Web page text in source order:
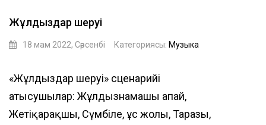
Жұлдыздар шеруі
18 мам 2022, Сәрсенбі Категориясы: Музыка
«Жұлдыздар шеруі» сценарийі
Қатысушылар: Жұлдызнамашы апай,
Жетіқарақшы, Сүмбіле, Құс жолы, Таразы,